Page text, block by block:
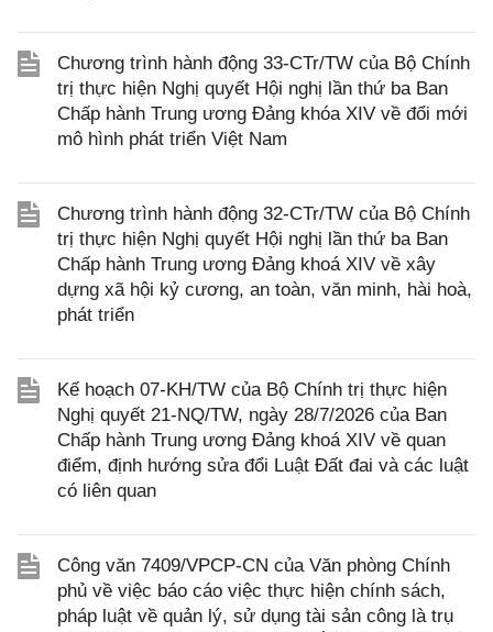
Chương trình hành động 33-CTr/TW của Bộ Chính
trị thực hiện Nghị quyết Hội nghị lần thứ ba Ban
Chấp hành Trung ương Đảng khóa XIV về đổi mới
mô hình phát triển Việt Nam
Chương trình hành động 32-CTr/TW của Bộ Chính
trị thực hiện Nghị quyết Hội nghị lần thứ ba Ban
Chấp hành Trung ương Đảng khoá XIV về xây
dựng xã hội kỷ cương, an toàn, văn minh, hài hoà,
phát triển
Kế hoạch 07-KH/TW của Bộ Chính trị thực hiện
Nghị quyết 21-NQ/TW, ngày 28/7/2026 của Ban
Chấp hành Trung ương Đảng khoá XIV về quan
điểm, định hướng sửa đổi Luật Đất đai và các luật
có liên quan
Công văn 7409/VPCP-CN của Văn phòng Chính
phủ về việc báo cáo việc thực hiện chính sách,
pháp luật về quản lý, sử dụng tài sản công là trụ